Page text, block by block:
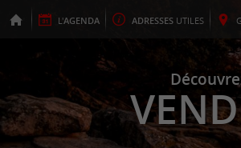
L'AGENDA ADRESSES UTILES